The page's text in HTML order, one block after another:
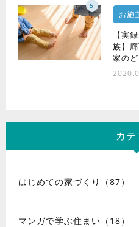
5
お施
【実
族】
家の
カテ
はじめての家づくり（87）
マンガで学ぶ住まい（18）